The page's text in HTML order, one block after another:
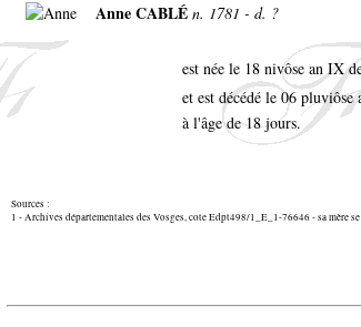
Anne CABLÉ n. 1781 - d. ?
est née le 18 nivôse an IX
et est décédé le 06
à l'âge de 18 jours.
Sources :
1 - Archives départementales des Vosges, cote Edpt498/1_E_1-76646 - sa mère